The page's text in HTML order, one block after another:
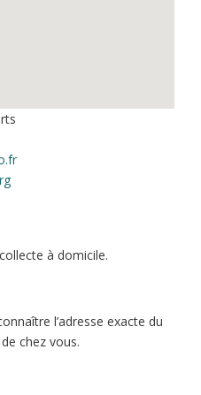
à domicile.
l’adresse exacte du
chez vous.